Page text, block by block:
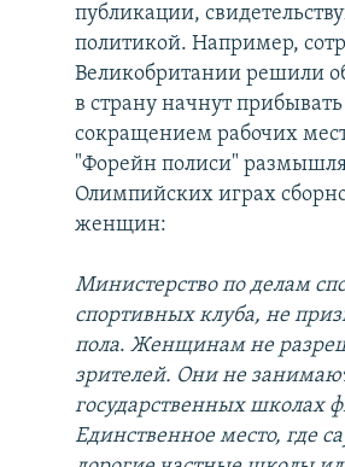
публикации,
политикой. Например,
Великобритании решили
в страну начнут
сокращением рабочих
"Форейн полиси"
Олимпийских играх
женщин:
Министерство по делам
спортивных клуба, не
пола. Женщинам не
зрителей. Они не
государственных школах
Единственное место, где